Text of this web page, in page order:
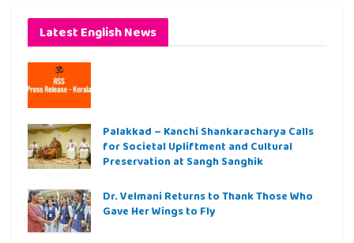
Latest English News
Palakkad – Kanchi Shankaracharya Calls
for Societal Upliftment and Cultural
Preservation at Sangh Sanghik
Dr. Velmani Returns to Thank Those Who
Gave Her Wings to Fly